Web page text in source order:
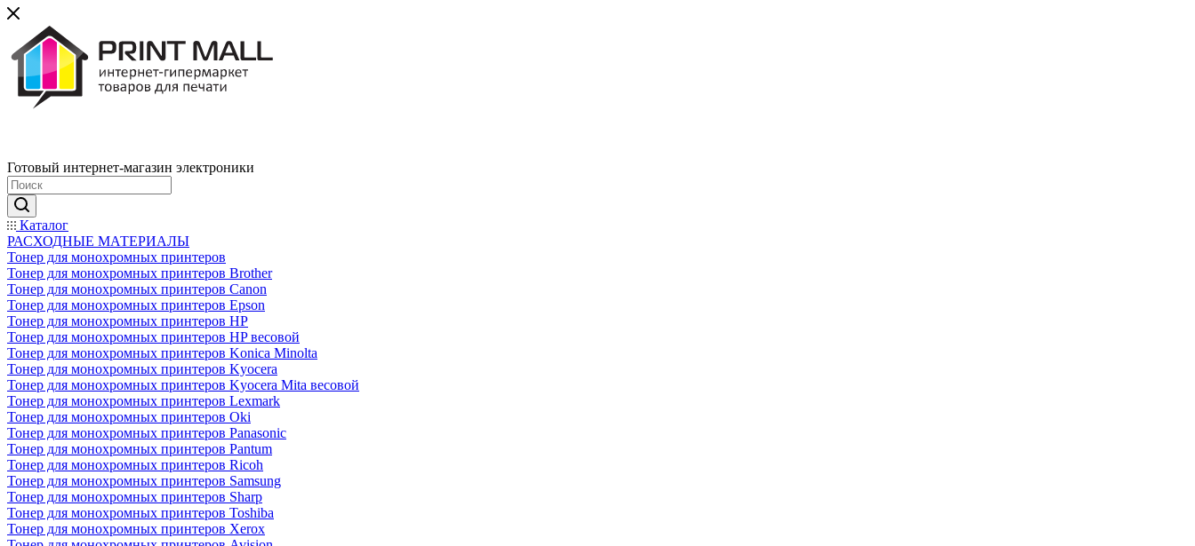
Готовый интернет-магазин электроники
Каталог
РАСХОДНЫЕ МАТЕРИАЛЫ
Тонер для монохромных принтеров
Тонер для монохромных принтеров Brother
Тонер для монохромных принтеров Canon
Тонер для монохромных принтеров Epson
Тонер для монохромных принтеров HP
Тонер для монохромных принтеров HP весовой
Тонер для монохромных принтеров Konica Minolta
Тонер для монохромных принтеров Kyocera
Тонер для монохромных принтеров Kyocera Mita весовой
Тонер для монохромных принтеров Lexmark
Тонер для монохромных принтеров Oki
Тонер для монохромных принтеров Panasonic
Тонер для монохромных принтеров Pantum
Тонер для монохромных принтеров Ricoh
Тонер для монохромных принтеров Samsung
Тонер для монохромных принтеров Sharp
Тонер для монохромных принтеров Toshiba
Тонер для монохромных принтеров Xerox